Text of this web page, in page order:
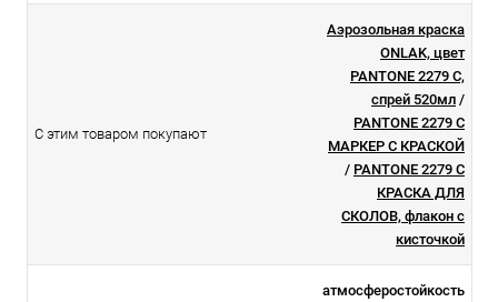
С этим товаром покупают
Аэрозольная краска
ONLAK, цвет
PANTONE 2279 C,
спрей 520мл /
PANTONE 2279 C
МАРКЕР С КРАСКОЙ
/ PANTONE 2279 C
КРАСКА ДЛЯ
СКОЛОВ, флакон с
кисточкой
атмосферостойкоcть